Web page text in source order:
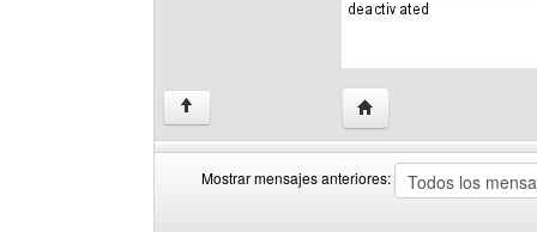
↑ Visitar sitio web del
Mostrar mensajes anteriores: